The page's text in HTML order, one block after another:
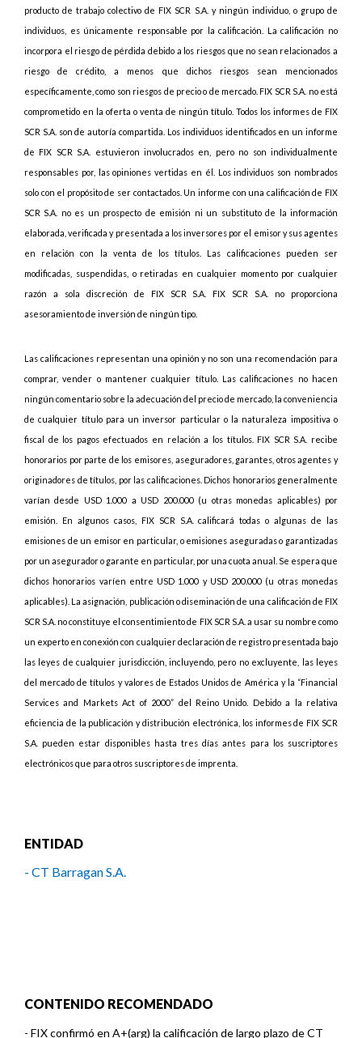
producto de trabajo colectivo de FIX SCR S.A. y ningún individuo, o grupo de
individuos, es únicamente responsable por la calificación. La calificación no
incorpora el riesgo de pérdida debido a los riesgos que no sean relacionados a
riesgo de crédito, a menos que dichos riesgos sean mencionados
específicamente, como son riesgos de precio o de mercado. FIX SCR S.A. no está
comprometido en la oferta o venta de ningún título. Todos los informes de FIX
SCR S.A. son de autoría compartida. Los individuos identificados en un informe
de FIX SCR S.A. estuvieron involucrados en, pero no son individualmente
responsables por, las opiniones vertidas en él. Los individuos son nombrados
solo con el propósito de ser contactados. Un informe con una calificación de FIX
SCR S.A. no es un prospecto de emisión ni un substituto de la información
elaborada, verificada y presentada a los inversores por el emisor y sus agentes
en relación con la venta de los títulos. Las calificaciones pueden ser
modificadas, suspendidas, o retiradas en cualquier momento por cualquier
razón a sola discreción de FIX SCR S.A. FIX SCR S.A. no proporciona
asesoramiento de inversión de ningún tipo.
Las calificaciones representan una opinión y no son una recomendación para
comprar, vender o mantener cualquier título. Las calificaciones no hacen
ningún comentario sobre la adecuación del precio de mercado, la conveniencia
de cualquier título para un inversor particular o la naturaleza impositiva o
fiscal de los pagos efectuados en relación a los títulos. FIX SCR S.A. recibe
honorarios por parte de los emisores, aseguradores, garantes, otros agentes y
originadores de títulos, por las calificaciones. Dichos honorarios generalmente
varían desde USD 1.000 a USD 200.000 (u otras monedas aplicables) por
emisión. En algunos casos, FIX SCR S.A. calificará todas o algunas de las
emisiones de un emisor en particular, o emisiones aseguradas o garantizadas
por un asegurador o garante en particular, por una cuota anual. Se espera que
dichos honorarios varíen entre USD 1.000 y USD 200.000 (u otras monedas
aplicables). La asignación, publicación o diseminación de una calificación de FIX
SCR S.A. no constituye el consentimiento de FIX SCR S.A. a usar su nombre como
un experto en conexión con cualquier declaración de registro presentada bajo
las leyes de cualquier jurisdicción, incluyendo, pero no excluyente, las leyes
del mercado de títulos y valores de Estados Unidos de América y la “Financial
Services and Markets Act of 2000” del Reino Unido. Debido a la relativa
eficiencia de la publicación y distribución electrónica, los informes de FIX SCR
S.A. pueden estar disponibles hasta tres días antes para los suscriptores
electrónicos que para otros suscriptores de imprenta.
ENTIDAD
- CT Barragan S.A.
CONTENIDO RECOMENDADO
- FIX confirmó en A+(arg) la calificación de largo plazo de CT